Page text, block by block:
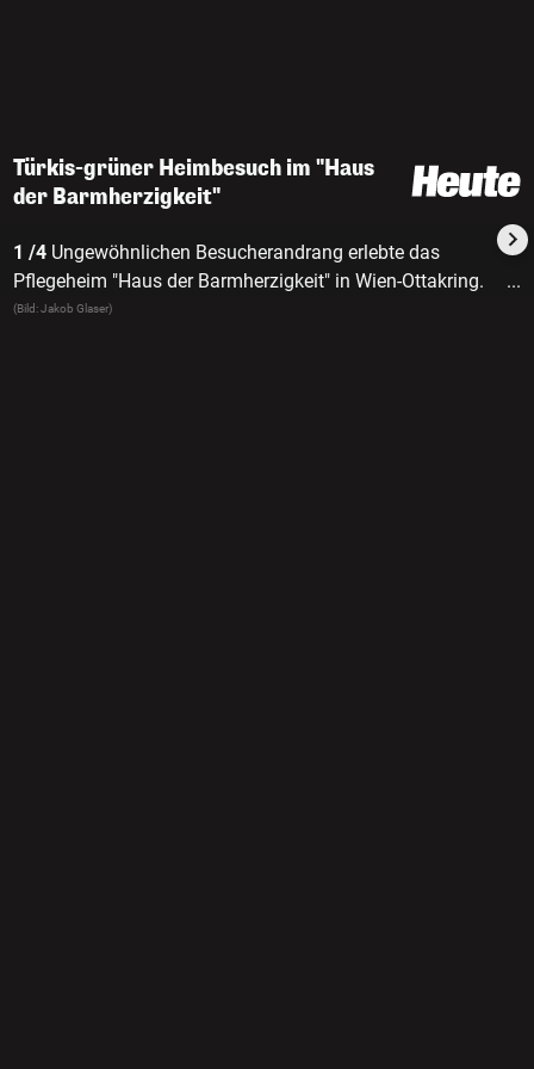
Türkis-grüner Heimbesuch im "Haus
der Barmherzigkeit"
1 /4 Ungewöhnlichen Besucherandrang erlebte das
Pflegeheim "Haus der Barmherzigkeit" in Wien-Ottakring.
Sozialminister Rudolf Anschober (Grüne), Bundeskanzler
...
(Bild: Jakob Glaser)